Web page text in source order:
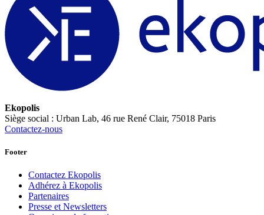
Ekopolis
Siège social : Urban Lab, 46 rue René Clair, 75018 Paris
Contactez-nous
Footer
Contactez Ekopolis
Adhérez à Ekopolis
Partenaires
Presse et Newsletters